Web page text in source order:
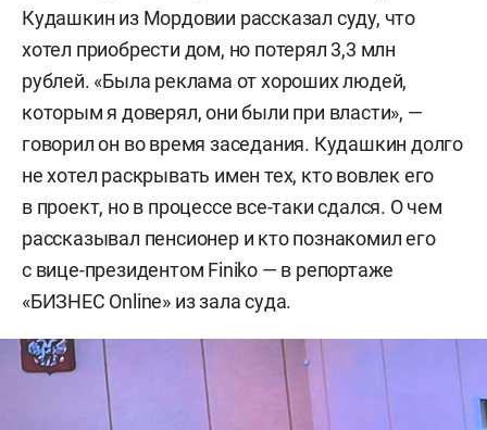
Кудашкин из Мордовии рассказал суду, что
хотел приобрести дом, но потерял 3,3 млн
рублей. «Была реклама от хороших людей,
которым я доверял, они были при власти», —
говорил он во время заседания. Кудашкин долго
не хотел раскрывать имен тех, кто вовлек его
в проект, но в процессе все-таки сдался. О чем
рассказывал пенсионер и кто познакомил его
с вице-президентом Finiko — в репортаже
«БИЗНЕС Online» из зала суда.